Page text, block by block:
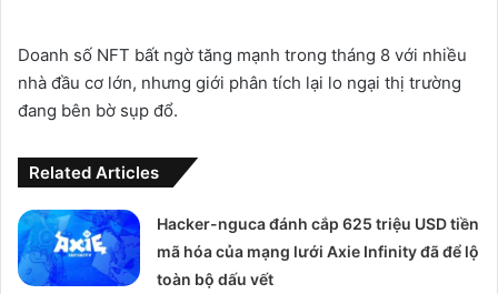
Doanh số NFT bất ngờ tăng mạnh trong tháng 8 với nhiều
nhà đầu cơ lớn, nhưng giới phân tích lại lo ngại thị trường
đang bên bờ sụp đổ.
Related Articles
Hacker-nguca đánh cắp 625 triệu USD tiền
mã hóa của mạng lưới Axie Infinity đã để lộ
toàn bộ dấu vết